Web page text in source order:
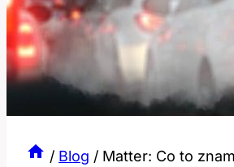
/ Blog / Matter: Co to